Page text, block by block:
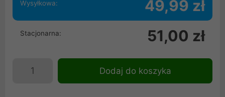
Wysyłkowa: 49,99 zł
Stacjonarna: 51,00 zł
Dodaj do koszyka